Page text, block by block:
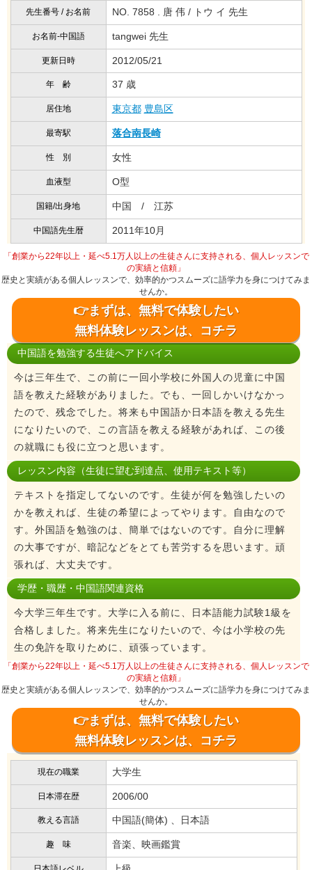
先生番号 / お名前 NO. 7858 . 唐 伟 / トウ イ 先生
お名前-中国語 tangwei 先生
更新日時 2012/05/21
年 齢 37 歳
居住地 東京都 豊島区
最寄駅 落合南長崎
性 別 女性
血液型 O型
国籍/出身地 中国 / 江苏
中国語先生暦 2011年10月
「創業から22年以上・延べ5.1万人以上の生徒さんに支持される、個人レッスンで
の実績と信頼」
歴史と実績がある個人レッスンで、効率的かつスムーズに語学力を身につけてみま
せんか。
👉まずは、無料で体験したい
無料体験レッスンは、コチラ
中国語を勉強する生徒へアドバイス
今は三年生で、この前に一回小学校に外国人の児童に中国
語を教えた経験がありました。でも、一回しかいけなかっ
たので、残念でした。将来も中国語か日本語を教える先生
になりたいので、この言語を教える経験があれば、この後
の就職にも役に立つと思います。
レッスン内容（生徒に望む到達点、使用テキスト等）
テキストを指定してないのです。生徒が何を勉強したいの
かを教えれば、生徒の希望によってやります。自由なので
す。外国語を勉強のは、簡単ではないのです。自分に理解
の大事ですが、暗記などをとても苦労するを思います。頑
張れば、大丈夫です。
学歴・職歴・中国語関連資格
今大学三年生です。大学に入る前に、日本語能力試験1級を
合格しました。将来先生になりたいので、今は小学校の先
生の免許を取りために、頑張っています。
「創業から22年以上・延べ5.1万人以上の生徒さんに支持される、個人レッスンで
の実績と信頼」
歴史と実績がある個人レッスンで、効率的かつスムーズに語学力を身につけてみま
せんか。
👉まずは、無料で体験したい
無料体験レッスンは、コチラ
現在の職業 大学生
日本滞在歴 2006/00
教える言語 中国語(簡体) 、日本語
趣 味 音楽、映画鑑賞